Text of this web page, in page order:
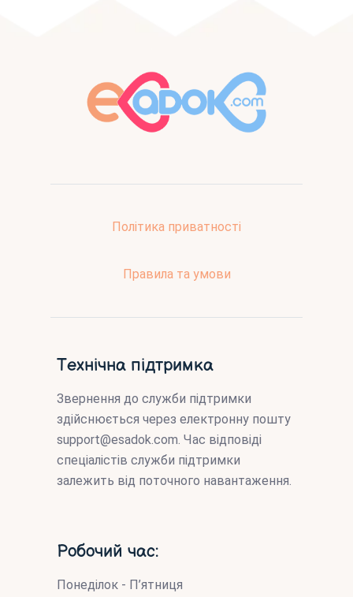
Політика приватності
Правила та умови
Технічна підтримка
Звернення до служби підтримки
здійснюється через електронну пошту
support@esadok.com. Час відповіді
спеціалістів служби підтримки
залежить від поточного навантаження.
Робочий час:
Понеділок - П’ятниця